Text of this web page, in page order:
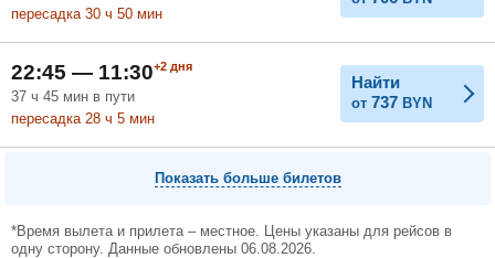
пересадка 30 ч 50 мин
22:45 — 11:30+2 дня
37 ч 45 мин в пути
пересадка 28 ч 5 мин
Найти
от 737 BYN
Показать больше билетов
*Время вылета и прилета – местное. Цены указаны для рейсов в
одну сторону. Данные обновлены 06.08.2026.